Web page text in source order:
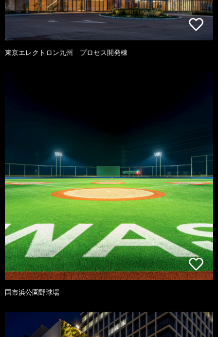
東京エレクトロン九州 プロセス開発棟
国市浜公園野球場